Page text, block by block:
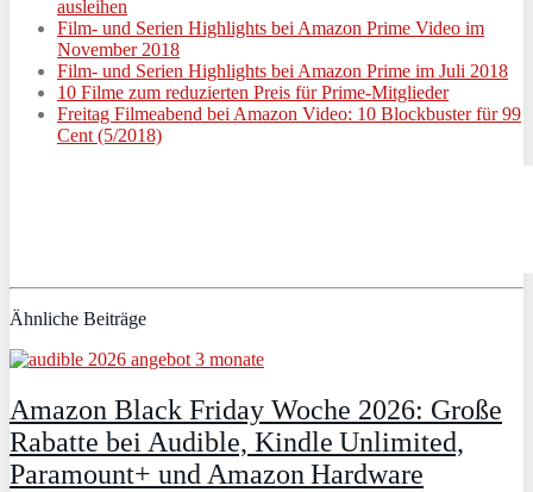
ausleihen
Film- und Serien Highlights bei Amazon Prime Video im
November 2018
Film- und Serien Highlights bei Amazon Prime im Juli 2018
10 Filme zum reduzierten Preis für Prime-Mitglieder
Freitag Filmeabend bei Amazon Video: 10 Blockbuster für 99
Cent (5/2018)
Ähnliche Beiträge
Amazon Black Friday Woche 2026: Große
Rabatte bei Audible, Kindle Unlimited,
Paramount+ und Amazon Hardware